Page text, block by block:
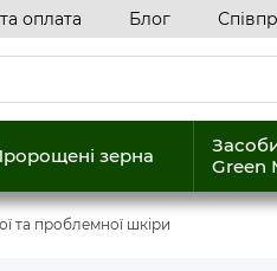
оплата Блог
зерна
Green
та проблемної шкіри